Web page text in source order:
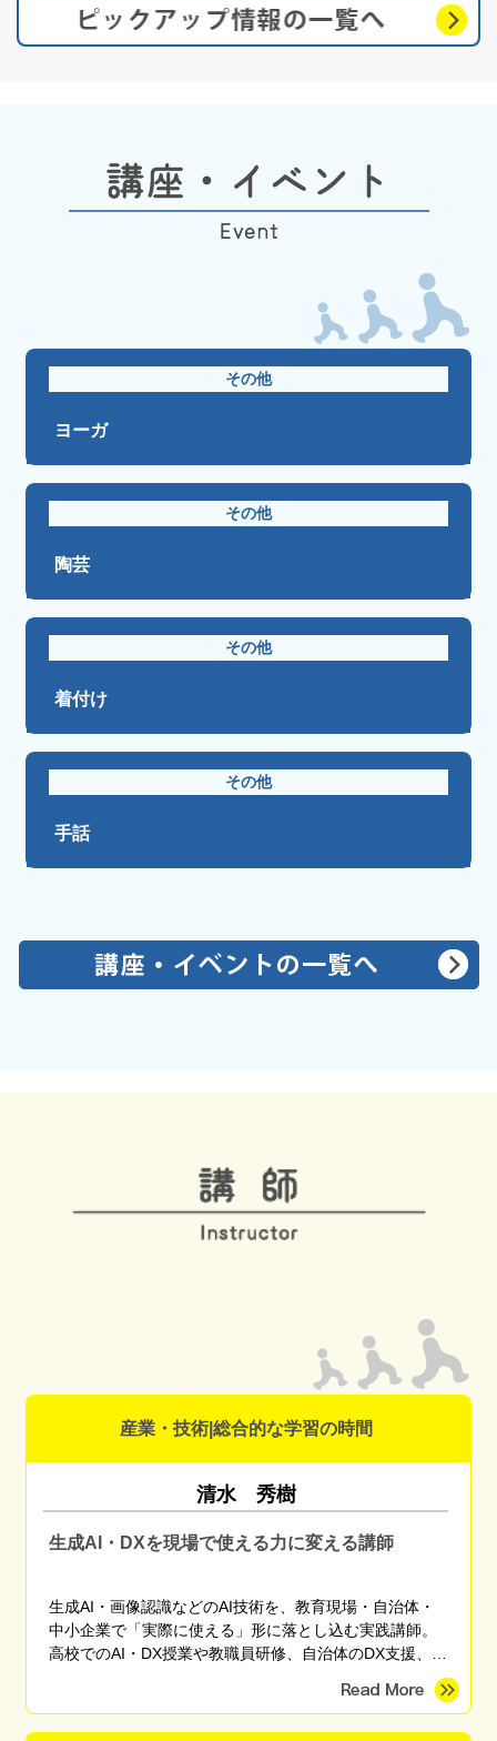
その他
ヨーガ
その他
陶芸
その他
着付け
その他
手話
産業・技術|総合的な学習の時間
清水 秀樹
生成AI・DXを現場で使える力に変える講師
生成AI・画像認識などのAI技術を、教育現場・自治体・
中小企業で「実際に使える」形に落とし込む実践講師。
高校でのAI・DX授業や教職員研修、自治体のDX支援、産
学官連携プロジェクトに従事。東京海洋大学 産学官連携